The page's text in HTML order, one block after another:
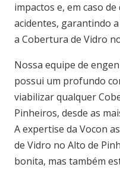
impactos e, em caso
acidentes, garantindo
a Cobertura de Vidro
Nossa equipe de
possui um profundo
viabilizar qualquer
Pinheiros, desde as
A expertise da Vocon
de Vidro no Alto de
bonita, mas também